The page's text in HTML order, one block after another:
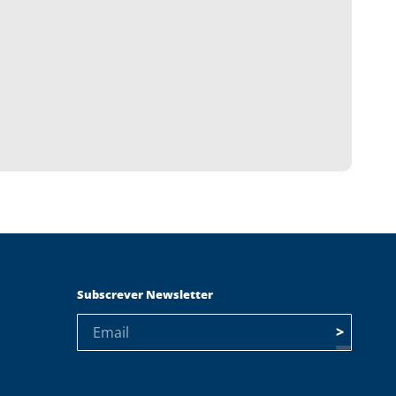
Subscrever Newsletter
>